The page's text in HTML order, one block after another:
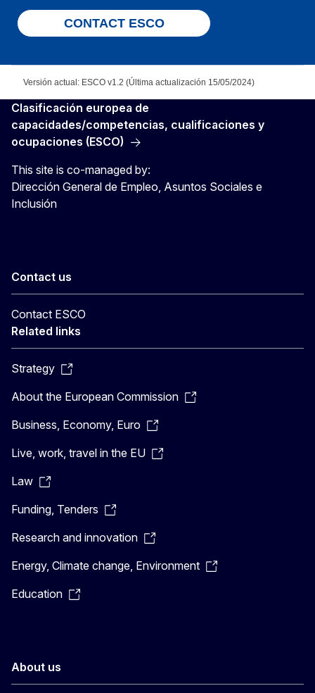
CONTACT ESCO
Versión actual: ESCO v1.2 (Última actualización 15/05/2024)
Clasificación europea de
capacidades/competencias, cualificaciones y
ocupaciones (ESCO)
This site is co-managed by:
Dirección General de Empleo, Asuntos Sociales e
Inclusión
Contact us
Contact ESCO
Related links
Strategy
About the European Commission
Business, Economy, Euro
Live, work, travel in the EU
Law
Funding, Tenders
Research and innovation
Energy, Climate change, Environment
Education
About us